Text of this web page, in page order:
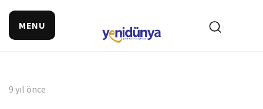
MENU
9 yıl önce